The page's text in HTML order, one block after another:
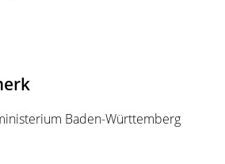
Baden-Württemberg